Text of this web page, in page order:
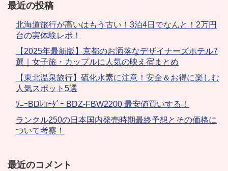
最近の投稿
北海道旅行が高いはもう古い！3泊4日でなんと！2万円
台の実体験レポ！
【2025年最新版】京都のお洒落なデザイナーズホテル7
選｜女子旅・カップルに人気の映え宿まとめ
【東北温泉旅行】硫化水素に注意！安全＆お得に楽しむ
人気スポット5選
ｿﾆｰBDﾚｺｰﾀﾞｰ BDZ-FBW2200 最安値買いする！
ランクル250の日本国内発売時期最終予想とその価格に
ついて考察！
最近のコメント